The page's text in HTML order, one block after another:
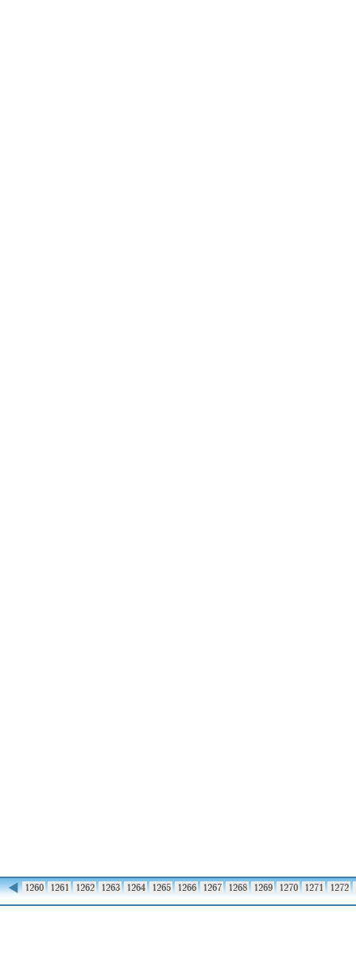
◀ 1260 1261 1262 1263 1264 1265 1266 1267 1268 1269 1270 1271 1272